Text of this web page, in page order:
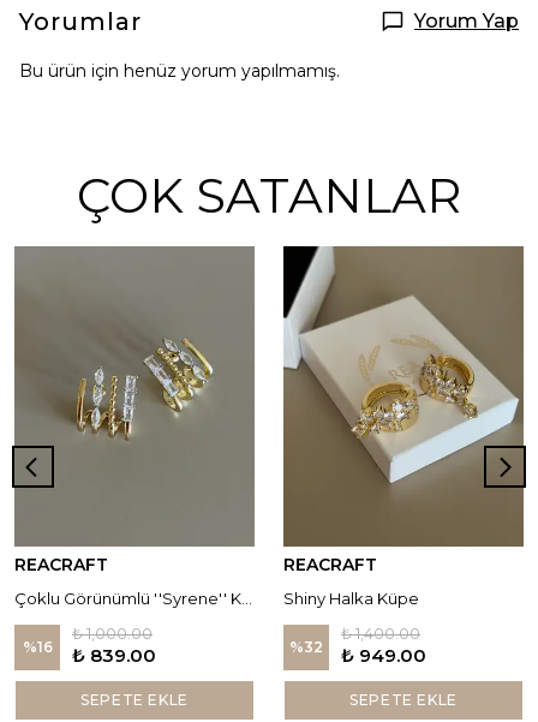
Yorumlar Yorum Yap
Bu ürün için henüz yorum yapılmamış.
ÇOK SATANLAR
REACRAFT
%16
₺ 1,000.00
₺ 839.00
SEPETE EKLE
REACRAFT
Shiny Halka Küpe
%32
₺ 1,400.00
₺ 949.00
SEPETE EKLE